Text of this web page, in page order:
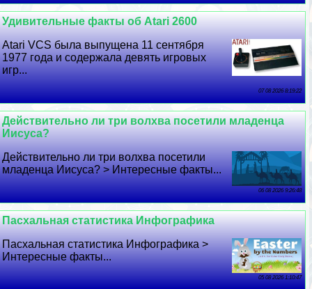
Удивительные факты об Atari 2600
Atari VCS была выпущена 11 сентября
1977 года и содержала девять игровых
игр...
07 08 2026 8:19:22
Действительно ли три волхва посетили младенца
Иисуса?
Действительно ли три волхва посетили
младенца Иисуса? > Интересные факты...
06 08 2026 9:26:48
Пасхальная статистика Инфографика
Пасхальная статистика Инфографика >
Интересные факты...
05 08 2026 1:10:47